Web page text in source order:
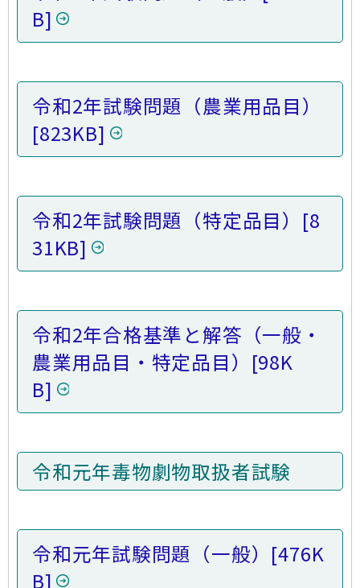
B]
令和2年試験問題（農業用品目）
[823KB]
令和2年試験問題（特定品目） [8
31KB]
令和2年合格基準と解答（一般・
農業用品目・特定品目） [98K
B]
令和元年毒物劇物取扱者試験
令和元年試験問題（一般） [476K
B]